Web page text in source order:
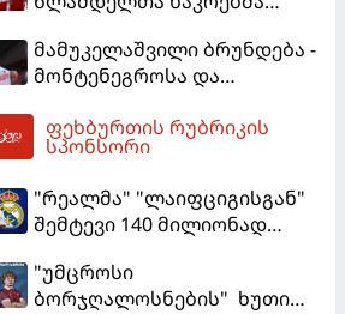
მარცხით გახსნა
მამუკელაშვილი ბრუნდება -
მონტენეგროსა და
მატჩებისთვის საქართველო
მზადებას 15
ფეხბურთის რუბრიკის
სპონსორი
"რეალმა" "ლაიფციგისგან"
შემტევი 140 მილიონად
"უმცროსი
ბორჯღალოსნების" ხუთი